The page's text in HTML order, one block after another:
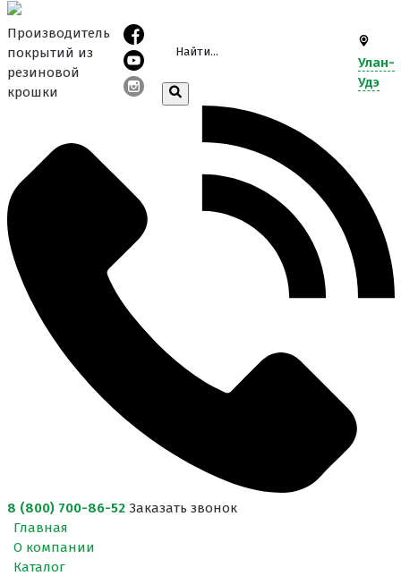
Производитель
покрытий из
резиновой
крошки
Улан-
Удэ
8 (800) 700-86-52 Заказать звонок
Главная
О компании
Каталог